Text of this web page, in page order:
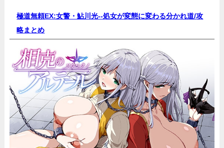
極道無頼EX:女警・鮎川光--処女が変態に変わる分かれ道/攻
略まとめ